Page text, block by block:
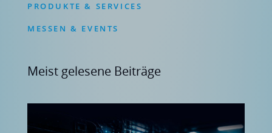
PRODUKTE & SERVICES
MESSEN & EVENTS
Meist gelesene Beiträge